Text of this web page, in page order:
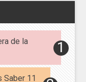
de la
Saber 11